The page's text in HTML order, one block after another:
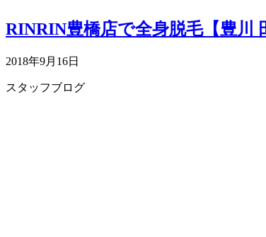
RINRIN豊橋店で全身脱毛【豊川
2018年9月16日
スタッフブログ